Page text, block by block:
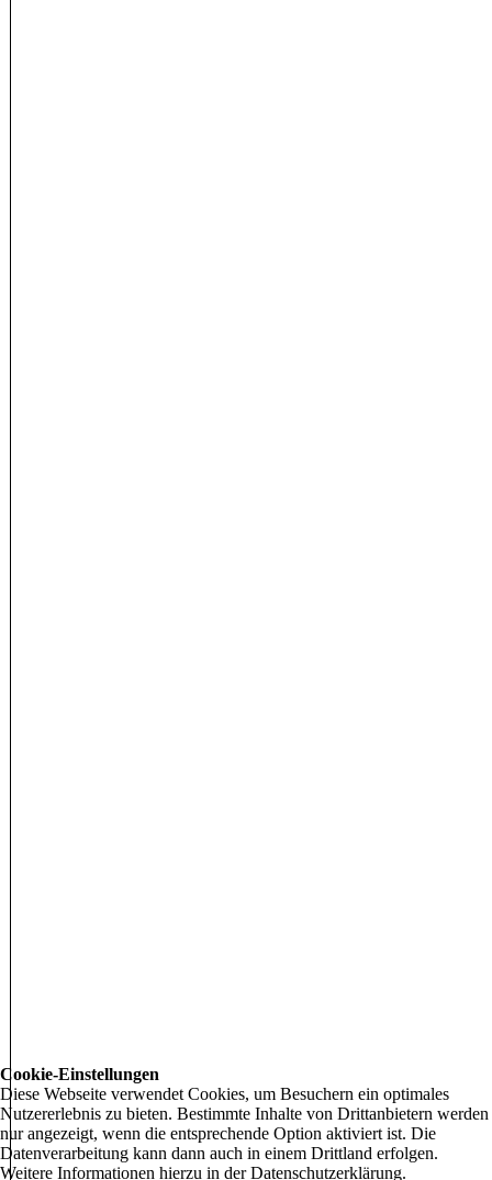
Cookie-Einstellungen
Diese Webseite verwendet Cookies, um Besuchern ein optimales
Nutzererlebnis zu bieten. Bestimmte Inhalte von Drittanbietern werden
nur angezeigt, wenn die entsprechende Option aktiviert ist. Die
Datenverarbeitung kann dann auch in einem Drittland erfolgen.
Weitere Informationen hierzu in der Datenschutzerklärung.